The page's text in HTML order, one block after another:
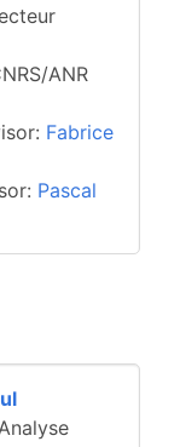
ANR
Fabrice
Pascal